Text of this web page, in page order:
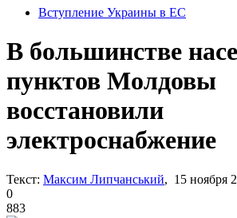
Вступление Украины в ЕС
В большинстве
пунктов Молдовы
восстановили
электроснабжение
Текст: Максим Липчанський, 15 ноября
0
883